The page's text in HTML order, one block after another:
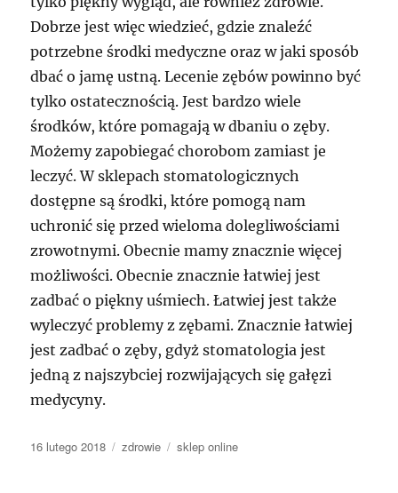
Dobrze jest więc wiedzieć, gdzie znaleźć
potrzebne środki medyczne oraz w jaki sposób
dbać o jamę ustną. Lecenie zębów powinno być
tylko ostatecznością. Jest bardzo wiele
środków, które pomagają w dbaniu o zęby.
Możemy zapobiegać chorobom zamiast je
leczyć. W sklepach stomatologicznych
dostępne są środki, które pomogą nam
uchronić się przed wieloma dolegliwościami
zrowotnymi. Obecnie mamy znacznie więcej
możliwości. Obecnie znacznie łatwiej jest
zadbać o piękny uśmiech. Łatwiej jest także
wyleczyć problemy z zębami. Znacznie łatwiej
jest zadbać o zęby, gdyż stomatologia jest
jedną z najszybciej rozwijających się gałęzi
medycyny.
Data
16 lutego 2018 Kategorie
zdrowie Tagi
sklep online